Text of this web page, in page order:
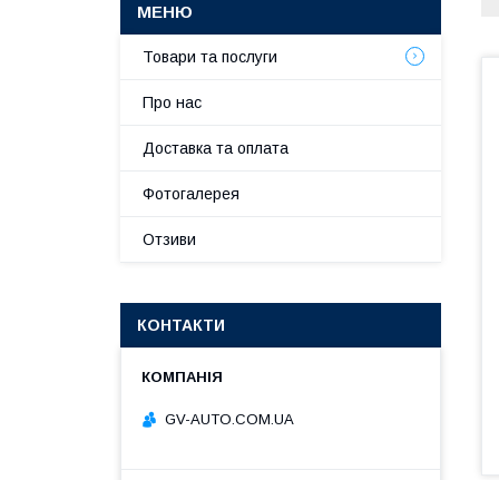
Товари та послуги
Про нас
Доставка та оплата
Фотогалерея
Отзиви
КОНТАКТИ
GV-AUTO.COM.UA